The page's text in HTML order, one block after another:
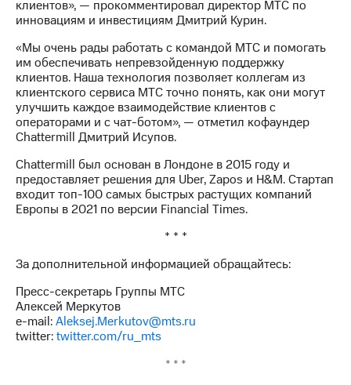
Программа
приобретения
Порядок
выкупа
акций
Дивиденды
Рынок
облигаций
Описание
Еврооблигации-2023
Уведомление
о
погашении
Реквизиты
Контакты
развитие
деловая этика
клиентов», — прокомментировал директор МТС по
инновациям и инвестициям Дмитрий Курин.
«Мы очень рады работать с командой МТС и помогать
им обеспечивать непревзойденную поддержку
клиентов. Наша технология позволяет коллегам из
клиентского сервиса МТС точно понять, как они могут
улучшить каждое взаимодействие клиентов с
операторами и с чат-ботом», — отметил кофаундер
Chattermill Дмитрий Исупов.
Chattermill был основан в Лондоне в 2015 году и
предоставляет решения для Uber, Zapos и H&M. Стартап
входит топ-100 самых быстрых растущих компаний
Европы в 2021 по версии Financial Times.
* * *
За дополнительной информацией обращайтесь:
Пресс-секретарь Группы МТС
Алексей Меркутов
e-mail:Aleksej.Merkutov@mts.ru
twitter:twitter.com/ru_mts
* * *